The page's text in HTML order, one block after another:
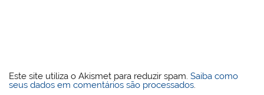
Este site utiliza o Akismet para reduzir spam.Saiba como
seus dados em comentários são processados.